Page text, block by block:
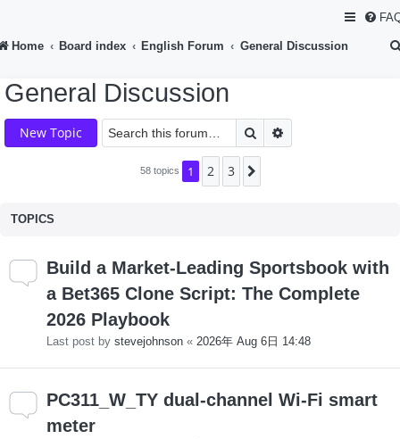
Home Board index English Forum General Discussion
General Discussion
New Topic Search
58 topics 1 2 3
TOPICS
Build a Market-Leading Sportsbook with
a Bet365 Clone Script: The Complete
2026 Playbook
Last post by stevejohnson « 2026年 Aug 6日 14:48
PC311_W_TY dual-channel Wi-Fi smart
meter